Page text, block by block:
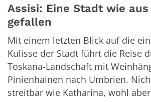
Assisi: Eine Stadt wie
gefallen
Mit einem letzten Blick auf die
Kulisse der Stadt führt die Reise
Toskana-Landschaft mit
Pinienhainen nach Umbrien.
streitbar wie Katharina, wohl